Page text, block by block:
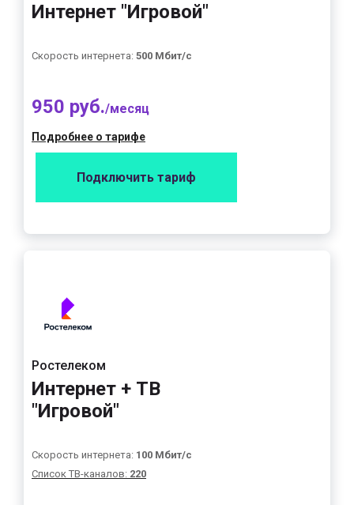
Интернет "Игровой"
Скорость интернета: 500 Мбит/с
950 руб./месяц
Подробнее о тарифе
Подключить тариф
Ростелеком
Интернет + ТВ
"Игровой"
Скорость интернета: 100 Мбит/с
Список ТВ-каналов: 220